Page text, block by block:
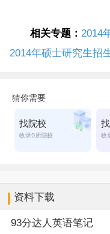
相关专题： 2014
2014年硕士研究生招
资料下载
93分达人英语笔记